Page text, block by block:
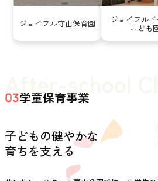
ジョイフル守山保育園 ジョイフル
こども
After-school
03学童保育事業
子どもの健やかな
育ちを支える